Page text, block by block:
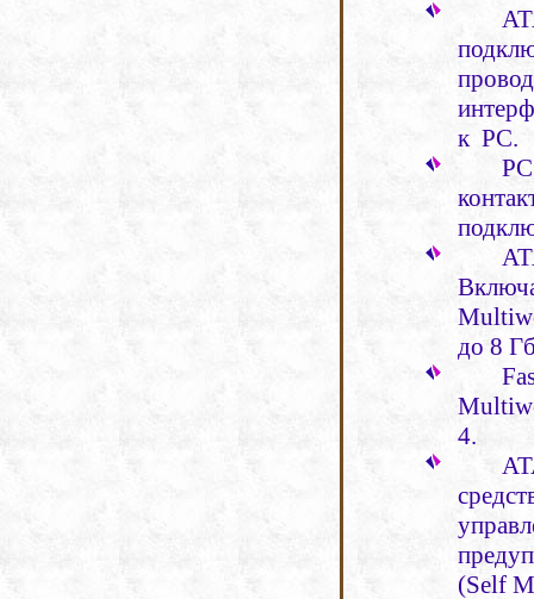
к РС.
PC
до 8
4.
(Self